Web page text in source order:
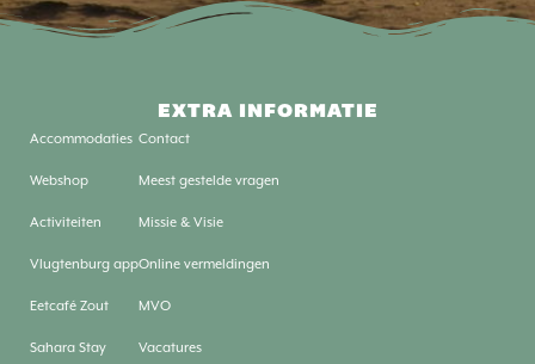
EXTRA INFORMATIE
Accommodaties
Webshop
Activiteiten
Vlugtenburg app
Eetcafé Zout
Sahara Stay
Contact
Meest gestelde vragen
Missie & Visie
Online vermeldingen
MVO
Vacatures